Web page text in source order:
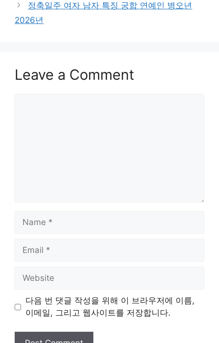
정축일주 여자 남자 특징 궁합 연예인 병오년
2026년
Leave a Comment
Name
Email
Website
다음 번 댓글 작성을 위해 이 브라우저에 이름,
이메일, 그리고 웹사이트를 저장합니다.